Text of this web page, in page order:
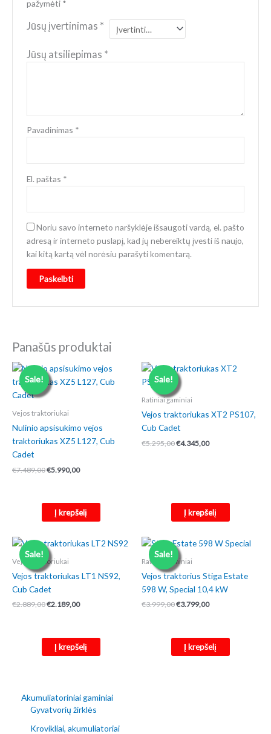
Akumuliatoriniai gaminiai
Gyvatvorių žirklės
Krovikliai, akumuliatoriai
pažymėti *
Jūsų įvertinimas *
Jūsų atsiliepimas *
Pavadinimas *
El. paštas *
Noriu savo interneto naršyklėje išsaugoti vardą, el. pašto
adresą ir interneto puslapį, kad jų nebereiktų įvesti iš naujo,
kai kitą kartą vėl norėsiu parašyti komentarą.
Panašūs produktai
Sale!
Vejos traktoriukai
Nulinio apsisukimo vejos
traktoriukas XZ5 L127, Cub
Cadet
€7.489,00Original
€5.990,00Current
Į krepšelį
Sale!
Ratiniai gaminiai
Vejos traktoriukas XT2 PS107,
Cub Cadet
€5.295,00Original
€4.345,00Current
Į krepšelį
Sale!
Vejos traktoriukai
Vejos traktoriukas LT1 NS92,
Cub Cadet
€2.889,00Original
€2.189,00Current
Į krepšelį
Sale!
Ratiniai gaminiai
Vejos traktorius Stiga Estate
598 W, Special 10,4 kW
€3.999,00Original
€3.799,00Current
Į krepšelį